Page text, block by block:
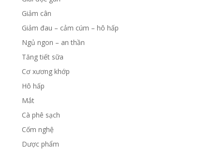
Giảm cân
Giảm đau – cảm cúm – hô hấp
Ngủ ngon – an thần
Tăng tiết sữa
Cơ xương khớp
Hô hấp
Mắt
Cà phê sạch
Cốm nghệ
Dược phẩm